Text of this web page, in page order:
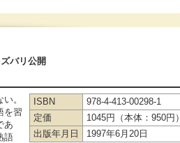
バリ公開
。
を習
あ
語
ISBN
978-4-413-00298-1
定価
1045円（本体：950円）
出版年月日
1997年6月20日